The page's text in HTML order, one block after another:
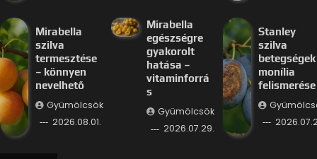
Mirabella
szilva
termesztése
– könnyen
nevelhető
Gyümölcsök
2026.08.01.
Mirabella
egészségre
gyakorolt
hatása –
vitaminforrá
s
Gyümölcsök
2026.07.29.
Stanley
szilva
betegségek
monília
felismerése